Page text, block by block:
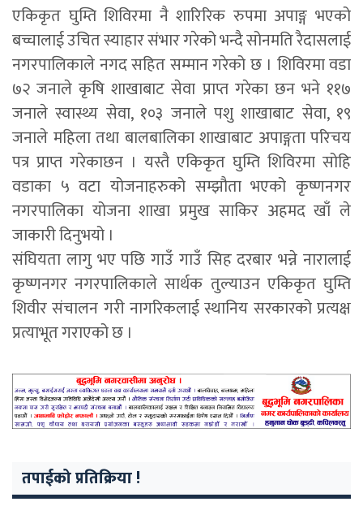
एकिकृत घुम्ति शिविरमा नै शारिरिक रुपमा अपाङ्ग भएको
बच्चालाई उचित स्याहार संभार गरेको भन्दै सोनमति रैदासलाई
नगरपालिकाले नगद सहित सम्मान गरेको छ । शिविरमा वडा
७२ जनाले कृषि शाखाबाट सेवा प्राप्त गरेका छन भने ११७
जनाले स्वास्थ्य सेवा, १०३ जनाले पशु शाखाबाट सेवा, १९
जनाले महिला तथा बालबालिका शाखाबाट अपाङ्गता परिचय
पत्र प्राप्त गरेकाछन । यस्तै एकिकृत घुम्ति शिविरमा सोहि
वडाका ५ वटा योजनाहरुको सम्झौता भएको कृष्णनगर
नगरपालिका योजना शाखा प्रमुख साकिर अहमद खाँ ले
जाकारी दिनुभयो ।
संघियता लागु भए पछि गाउँ गाउँ सिह दरबार भन्ने नारालाई
कृष्णनगर नगरपालिकाले सार्थक तुल्याउन एकिकृत घुम्ति
शिवीर संचालन गरी नागरिकलाई स्थानिय सरकारको प्रत्यक्ष
प्रत्याभूत गराएको छ ।
तपाईको प्रतिक्रिया !